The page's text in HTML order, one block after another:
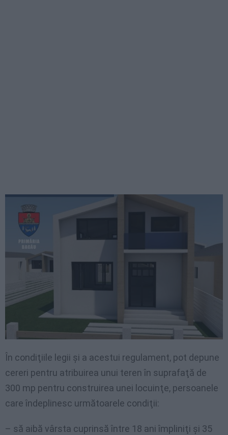
În condiţiile legii şi a acestui regulament, pot depune
cereri pentru atribuirea unui teren în suprafaţă de
300 mp pentru construirea unei locuinţe, persoanele
care îndeplinesc următoarele condiţii:
– să aibă vârsta cuprinsă între 18 ani împliniţi şi 35